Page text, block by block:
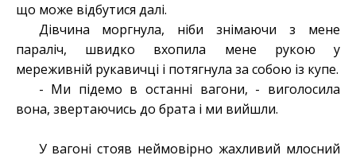
що може відбутися далі.
Дівчина моргнула, ніби знімаючи з мене
параліч, швидко вхопила мене рукою у
мереживній рукавичці і потягнула за собою із купе.
- Ми підемо в останні вагони, - виголосила
вона, звертаючись до брата і ми вийшли.
У вагоні стояв неймовірно жахливий млосний